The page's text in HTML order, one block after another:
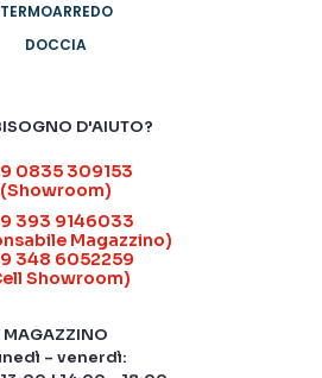
TERMOARREDO
DOCCIA
D'AIUTO?
0835 309153
(Showroom)
393 9146033
Magazzino)
348 6052259
Showroom)
MAGAZZINO
– venerdì: